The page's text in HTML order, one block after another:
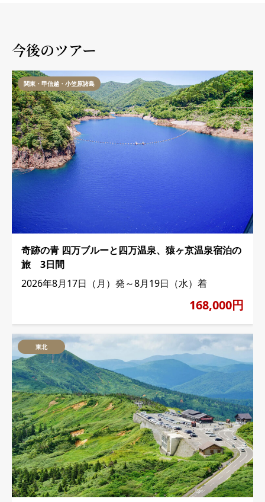
今後のツアー
関東・甲信越・小笠原諸島
奇跡の青 四万ブルーと四万温泉、猿ヶ京温泉宿泊の
旅 3日間
2026年8月17日（月）発～8月19日（水）着
168,000円
東北